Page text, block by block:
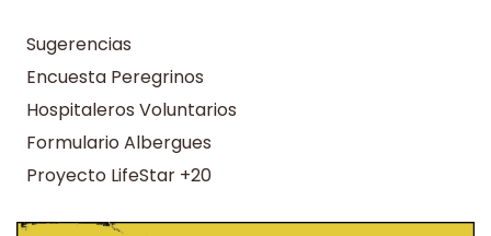
Sugerencias
Encuesta Peregrinos
Hospitaleros Voluntarios
Formulario Albergues
Proyecto LifeStar +20